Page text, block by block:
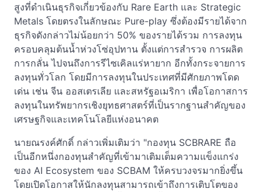
สูงที่ดำเนินธุรกิจเกี่ยวข้องกับ Rare Earth และ Strategic
Metals โดยตรงในลักษณะ Pure-play ซึ่งต้องมีรายได้จาก
ธุรกิจดังกล่าวไม่น้อยกว่า 50% ของรายได้รวม การลงทุน
ครอบคลุมต้นน้ำห่วงโซ่อุปทาน ตั้งแต่การสำรวจ การผลิต
การกลั่น ไปจนถึงการรีไซเคิลแร่หายาก อีกทั้งกระจายการ
ลงทุนทั่วโลก โดยมีการลงทุนในประเทศที่มีศักยภาพโดด
เด่น เช่น จีน ออสเตรเลีย และสหรัฐอเมริกา เพื่อโอกาสการ
ลงทุนในทรัพยากรเชิงยุทธศาสตร์ที่เป็นรากฐานสำคัญของ
เศรษฐกิจและเทคโนโลยีแห่งอนาคต
นายณรงค์ศักดิ์ กล่าวเพิ่มเติมว่า "กองทุน SCBRARE ถือ
เป็นอีกหนึ่งกองทุนสำคัญที่เข้ามาเติมเต็มความแข็งแกร่ง
ของ AI Ecosystem ของ SCBAM ให้ครบวงจรมากยิ่งขึ้น
โดยเปิดโอกาสให้นักลงทุนสามารถเข้าถึงการเติบโตของ